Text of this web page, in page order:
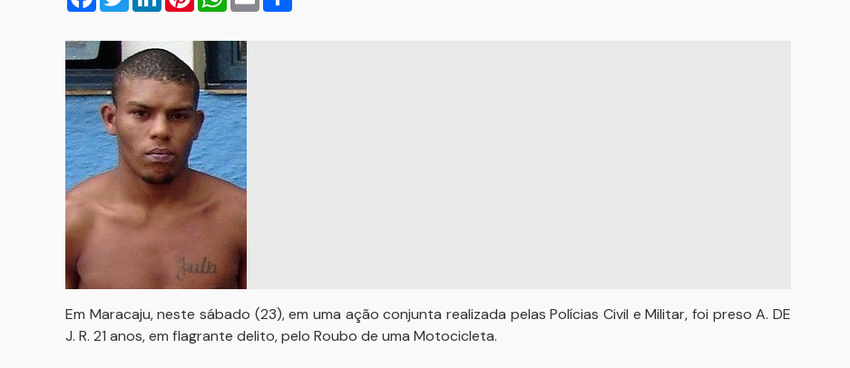
Em Maracaju, neste sábado (23), em uma ação conjunta realizada pelas Polícias Civil e Militar, foi preso A. DE
J. R. 21 anos, em flagrante delito, pelo Roubo de uma Motocicleta.